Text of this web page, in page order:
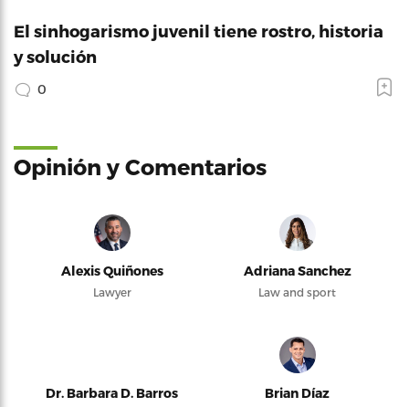
El sinhogarismo juvenil tiene rostro, historia
y solución
0
Opinión y Comentarios
Alexis Quiñones
Lawyer
Adriana Sanchez
Law and sport
Dr. Barbara D. Barros Brian Díaz